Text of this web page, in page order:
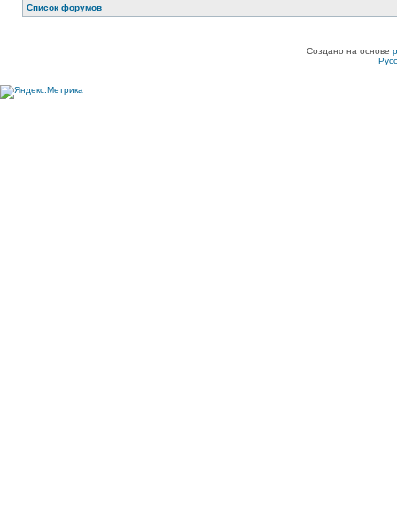
Список форумов
Создано на основе